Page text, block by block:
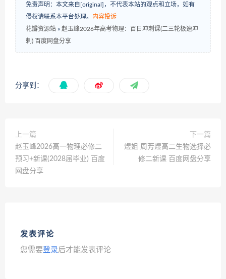
免责声明：本文来自[original]，不代表本站的观点和立场，如有
侵权请联系本平台处理。 内容投诉
花瓣资源站 » 赵玉峰2026年高考物理：百日冲刺课(二三轮极速冲
刺) 百度网盘分享
分享到：
上一篇
赵玉峰2026高一物理必修二
预习+新课(2028届毕业) 百度
网盘分享
下一篇
煜姐 周芳煜高二生物选择必
修二新课 百度网盘分享
发表评论
您需要登录后才能发表评论